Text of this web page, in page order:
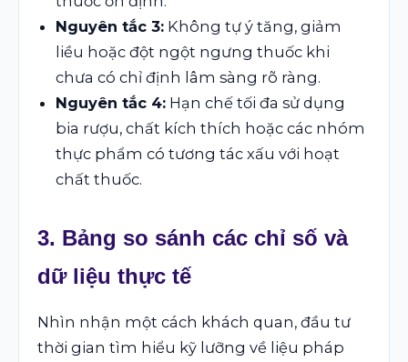
Nguyên tắc 3: Không tự ý tăng, giảm
liều hoặc đột ngột ngưng thuốc khi
chưa có chỉ định lâm sàng rõ ràng.
Nguyên tắc 4: Hạn chế tối đa sử dụng
bia rượu, chất kích thích hoặc các nhóm
thực phẩm có tương tác xấu với hoạt
chất thuốc.
3. Bảng so sánh các chỉ số và
dữ liệu thực tế
Nhìn nhận một cách khách quan, đầu tư
thời gian tìm hiểu kỹ lưỡng về liệu pháp